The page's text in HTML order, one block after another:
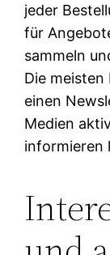
jeder
für
sammeln
Die
einen
Medien
informieren